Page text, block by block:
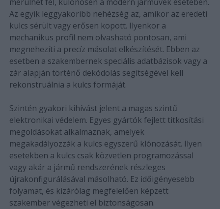
Az egyik leggyakoribb nehézség az, amikor az eredeti
kulcs sérült vagy erősen kopott. Ilyenkor a
mechanikus profil nem olvasható pontosan, ami
megnehezíti a precíz másolat elkészítését. Ebben az
esetben a szakembernek speciális adatbázisok vagy a
zár alapján történő dekódolás segítségével kell
rekonstruálnia a kulcs formáját.
Szintén gyakori kihívást jelent a magas szintű
elektronikai védelem. Egyes gyártók fejlett titkosítási
megoldásokat alkalmaznak, amelyek
megakadályozzák a kulcs egyszerű klónozását. Ilyen
esetekben a kulcs csak közvetlen programozással
vagy akár a jármű rendszerének részleges
újrakonfigurálásával másolható. Ez időigényesebb
folyamat, és kizárólag megfelelően képzett
szakember végezheti el biztonságosan.